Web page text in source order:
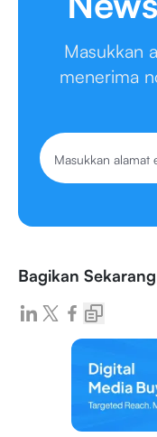
Masukkan
menerima
Bagikan Sekarang